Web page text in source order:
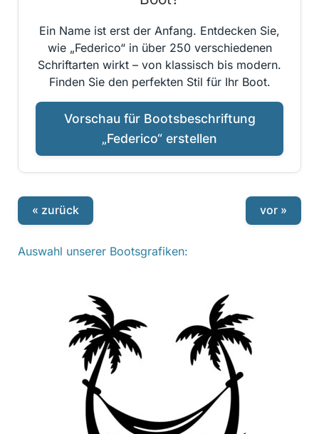
Ein Name ist erst der Anfang. Entdecken Sie,
wie „Federico“ in über 250 verschiedenen
Schriftarten wirkt – von klassisch bis modern.
Finden Sie den perfekten Stil für Ihr Boot.
Vorschau für Bootsbeschriftung
„Federico“ erstellen
« zurück vor »
Auswahl unserer Bootsgrafiken: